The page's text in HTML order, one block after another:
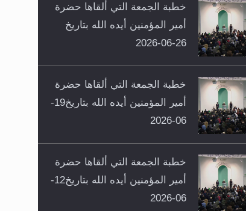
خطبة الجمعة التي ألقاها حضرة
أمير المؤمنين أيده الله بتاريخ
26-06-2026
خطبة الجمعة التي ألقاها حضرة
أمير المؤمنين أيده الله بتاريخ19-
06-2026
خطبة الجمعة التي ألقاها حضرة
أمير المؤمنين أيده الله بتاريخ12-
06-2026